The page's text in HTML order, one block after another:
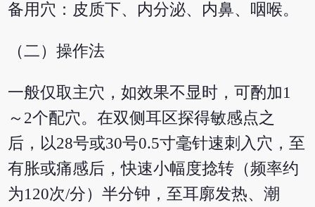
备用穴：皮质下、内分泌、内鼻、咽喉。
（二）操作法
一般仅取主穴，如效果不显时，可酌加1
～2个配穴。在双侧耳区探得敏感点之
后，以28号或30号0.5寸毫针速刺入穴，至
有胀或痛感后，快速小幅度捻转（频率约
为120次/分）半分钟，至耳廓发热、潮